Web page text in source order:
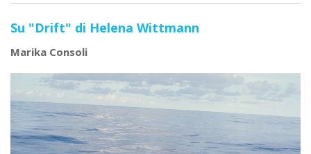
Su "Drift" di Helena Wittmann
Marika Consoli